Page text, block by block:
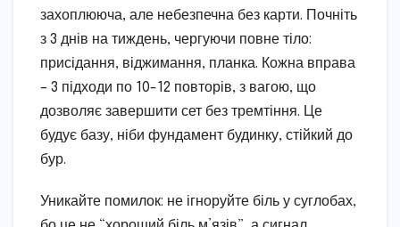
захоплююча, але небезпечна без карти. Почніть
з 3 днів на тиждень, чергуючи повне тіло:
присідання, віджимання, планка. Кожна вправа
– 3 підходи по 10-12 повторів, з вагою, що
дозволяє завершити сет без тремтіння. Це
будує базу, ніби фундамент будинку, стійкий до
бур.
Уникайте помилок: не ігноруйте біль у суглобах,